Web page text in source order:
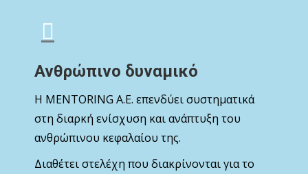
Ανθρώπινο δυναμικό
Η MENTORING Α.Ε. επενδύει συστηματικά
στη διαρκή ενίσχυση και ανάπτυξη του
ανθρώπινου κεφαλαίου της.
Διαθέτει στελέχη που διακρίνονται για το